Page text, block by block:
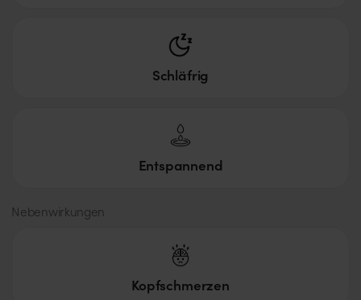
Schläfrig
Entspannend
Nebenwirkungen
Kopfschmerzen